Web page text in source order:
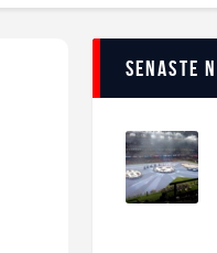
Senaste